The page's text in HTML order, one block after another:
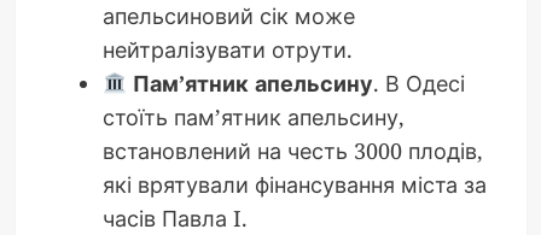
апельсиновий сік може
нейтралізувати отрути.
Пам’ятник апельсину. В Одесі
стоїть пам’ятник апельсину,
встановлений на честь 3000 плодів,
які врятували фінансування міста за
часів Павла I.